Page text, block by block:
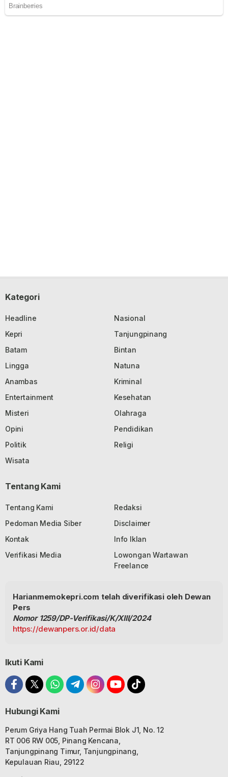
Kategori
Headline
Nasional
Kepri
Tanjungpinang
Batam
Bintan
Lingga
Natuna
Anambas
Kriminal
Entertainment
Kesehatan
Misteri
Olahraga
Opini
Pendidikan
Politik
Religi
Wisata
Tentang Kami
Tentang Kami
Redaksi
Pedoman Media Siber
Disclaimer
Kontak
Info Iklan
Verifikasi Media
Lowongan Wartawan
Freelance
Harianmemokepri.com telah diverifikasi oleh Dewan
Pers
Nomor 1259/DP-Verifikasi/K/XIII/2024
https://dewanpers.or.id/data
Ikuti Kami
Hubungi Kami
Perum Griya Hang Tuah Permai Blok J1, No. 12
RT 006 RW 005, Pinang Kencana,
Tanjungpinang Timur, Tanjungpinang,
Kepulauan Riau, 29122